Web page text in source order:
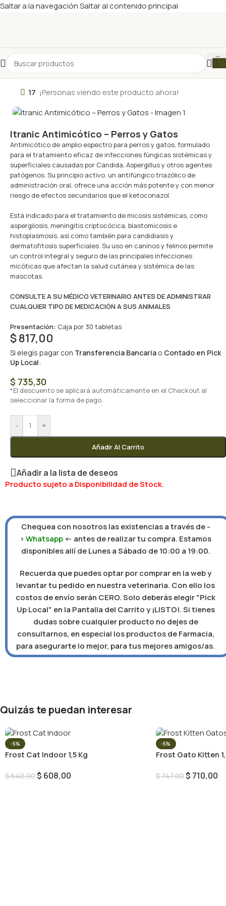
Saltar a la navegaciónSaltar al contenido principal
17 ¡Personas viendo este producto ahora!
Itranic Antimicótico – Perros y Gatos
Antimicótico de amplio espectro para perros y gatos, formulado
para el tratamiento eficaz de infecciones fúngicas sistémicas y
superficiales causadas por Candida, Aspergillus y otros agentes
patógenos. Su principio activo, un antifúngico triazólico de
administración oral, ofrece una acción más potente y con menor
riesgo de efectos secundarios que el ketoconazol.
Está indicado para el tratamiento de micosis sistémicas, como
aspergilosis, meningitis criptocócica, blastomicosis e
histoplasmosis, así como también para candidiasis y
dermatofitosis superficiales. Su uso en caninos y felinos permite
un control integral y seguro de las principales infecciones
micóticas que afectan la salud cutánea y sistémica de las
mascotas.
CONSULTE A SU MÉDICO VETERINARIO ANTES DE ADMINISTRAR
CUALQUIER TIPO DE MEDICACIÓN A SUS ANIMALES
Presentación: Caja por 30 tabletas
$817,00
Si elegís pagar con Transferencia Bancaria o Contado en Pick
Up Local:
$ 735,30
*El descuento se aplicará automáticamente en el Checkout al
seleccionar la forma de pago.
- +
Añadir Al Carrito
Añadir a la lista de deseos
Producto sujeto a Disponibilidad de Stock.
Chequea con nosotros las existencias a través de -
>Whatsapp <- antes de realizar tu compra. Estamos
disponibles allí de Lunes a Sábado de 10:00 a 19:00.
Recuerda que puedes optar por comprar en la web y
levantar tu pedido en nuestra veterinaria. Con ello los
costos de envío serán CERO. Solo deberás elegir "Pick
Up Local" en la Pantalla del Carrito y ¡LISTO!. Si tienes
dudas sobre cualquier producto no dejes de
consultarnos, en especial los productos de Farmacia,
para asegurarte lo mejor, para tus mejores amigos/as.
Quizás te puedan interesar
-5%
Frost Cat Indoor 1,5 Kg
$640,00$ 608,00
-5%
Frost Gato Kitten
$747,00$ 710,00